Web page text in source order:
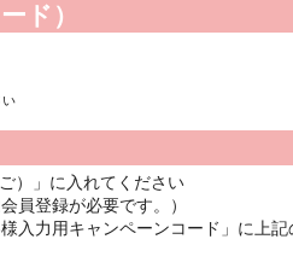
ド）
い
）」に入れてください
員登録が必要です。）
入力用キャンペーンコード」に上記